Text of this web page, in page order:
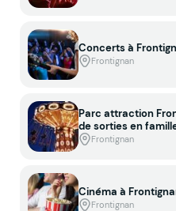
Concerts à
Frontignan
Parc attraction
de sorties en
Frontignan
Cinéma à
Frontignan